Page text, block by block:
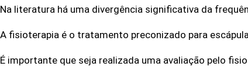
Na literatura há uma divergência significativa da
A fisioterapia é o tratamento preconizado para
É importante que seja realizada uma avaliação pelo